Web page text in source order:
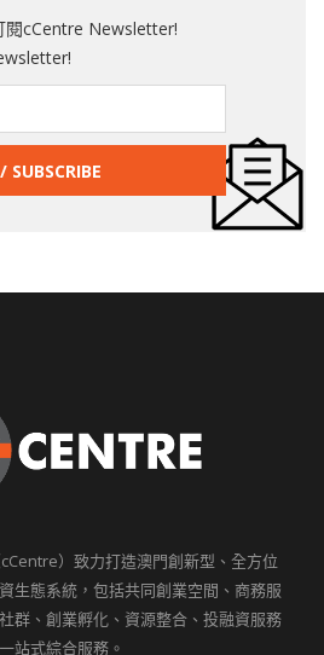
閱cCentre Newsletter!
）致力打造澳門創新型、全方位
生態系統，包括共同創業空間、商務服
群、創業孵化、資源整合、投融資服務
站式綜合服務。